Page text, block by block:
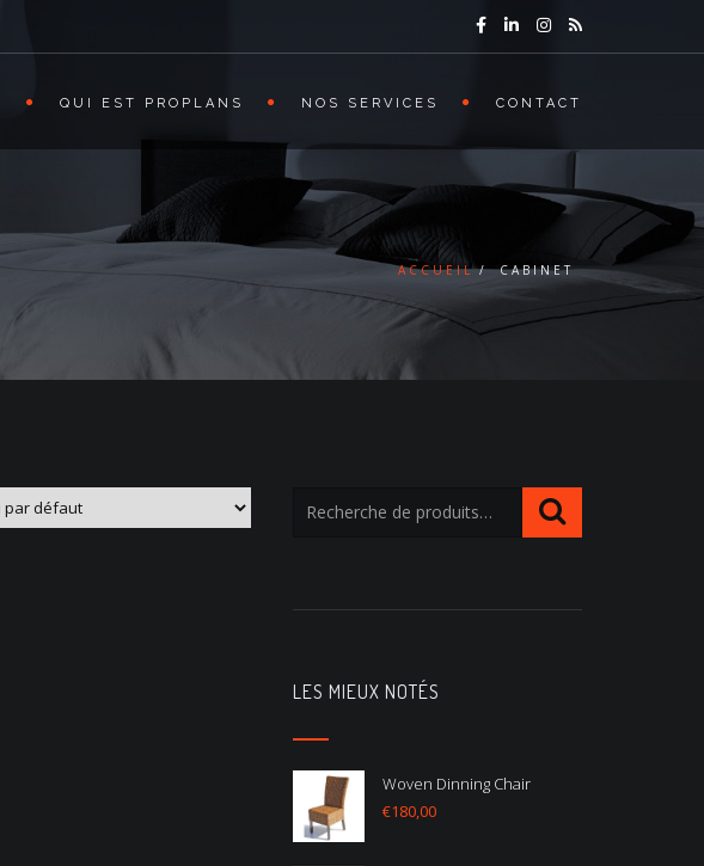
QUI EST PROPLANS NOS SERVICES CONTACT
ACCUEIL CABINET
LES MIEUX NOTÉS
Woven Dinning Chair
€180,00